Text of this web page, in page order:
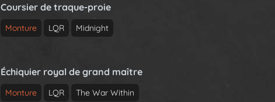
Coursier de traque-proie
Monture LQR Midnight
Échiquier royal de grand maître
Monture LQR The War Within